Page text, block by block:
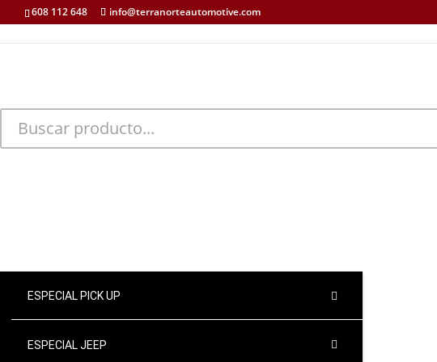
608 112 648 info@terranorteautomotive.com
ESPECIAL PICK UP
ESPECIAL JEEP